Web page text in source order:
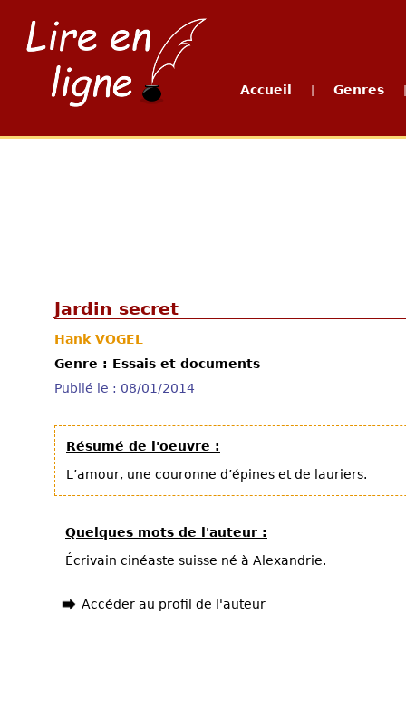
Accueil Genres
Jardin secret
Hank VOGEL
Genre : Essais et documents
Publié le : 08/01/2014
Résumé de l'oeuvre :
L’amour, une couronne d’épines et de lauriers.
Quelques mots de l'auteur :
Écrivain cinéaste suisse né à Alexandrie.
Accéder au profil de l'auteur